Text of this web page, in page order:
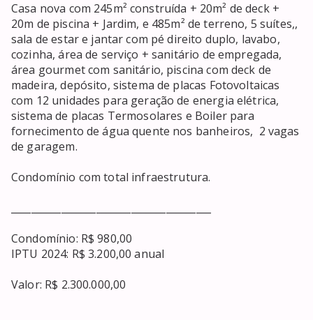
Casa nova com 245m² construída + 20m² de deck +
20m de piscina + Jardim, e 485m² de terreno, 5 suítes,,
sala de estar e jantar com pé direito duplo, lavabo,
cozinha, área de serviço + sanitário de empregada,
área gourmet com sanitário, piscina com deck de
madeira, depósito, sistema de placas Fotovoltaicas
com 12 unidades para geração de energia elétrica,
sistema de placas Termosolares e Boiler para
fornecimento de água quente nos banheiros,  2 vagas
de garagem.
Condomínio com total infraestrutura.
Condomínio: R$ 980,00
IPTU 2024: R$ 3.200,00 anual
Valor: R$ 2.300.000,00